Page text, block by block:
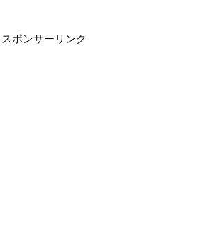
スポンサーリンク